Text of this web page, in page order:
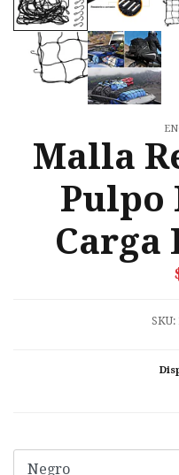
Malla
Pulpo
Carga
SKU: